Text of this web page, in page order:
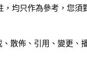
均只作為參考，您須
散佈、引用、變更